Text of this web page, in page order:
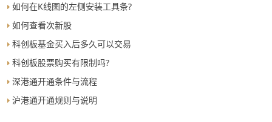
如何在K线图的左侧安装工具条?
如何查看次新股
科创板基金买入后多久可以交易
科创板股票购买有限制吗?
深港通开通条件与流程
沪港通开通规则与说明